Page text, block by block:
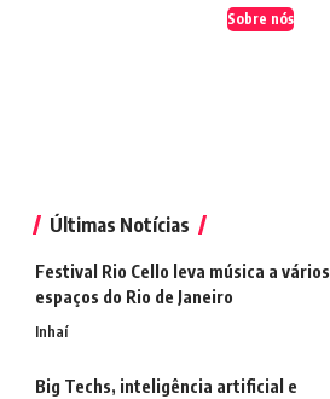
Sobre nós
Últimas Notícias
Festival Rio Cello leva música a vários
espaços do Rio de Janeiro
Inhaí
Big Techs, inteligência artificial e